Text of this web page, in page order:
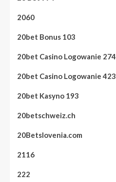
2060
20bet Bonus 103
20bet Casino Logowanie 274
20bet Casino Logowanie 423
20bet Kasyno 193
20betschweiz.ch
20Betslovenia.com
2116
222